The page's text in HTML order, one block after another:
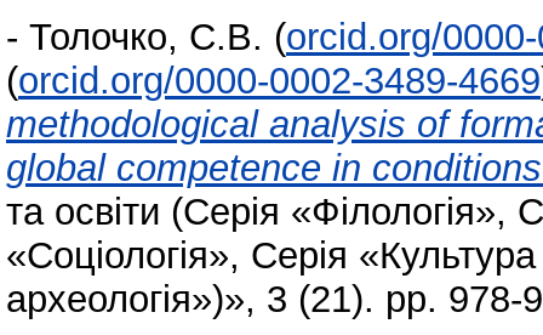
- Толочко, С.В. (orcid.org/
(orcid.org/0000-0002-3489-4669
methodological analysis of
global competence in
та освіти (Серія «Філологія»,
«Соціологія», Серія
археологія»)», 3 (21). pp.